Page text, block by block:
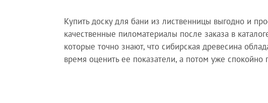
Купить доску для бани из лиственницы выгодно и
качественные пиломатериалы после заказа в
которые точно знают, что сибирская древесина
время оценить ее показатели, а потом уже